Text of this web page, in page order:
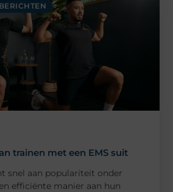
trainen met een EMS suit
snel aan populariteit onder
efficiënte manier aan hun